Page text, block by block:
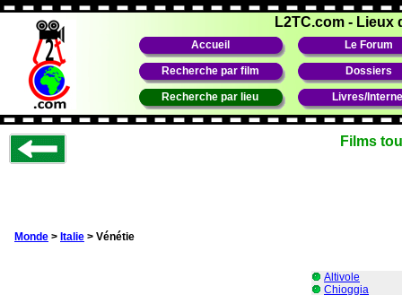
L2TC.com - Lieux
Accueil Le Forum
Recherche par film Dossiers
Recherche par lieu Livres/
Films
Monde > Italie > Vénétie
Altivole
Chioggia